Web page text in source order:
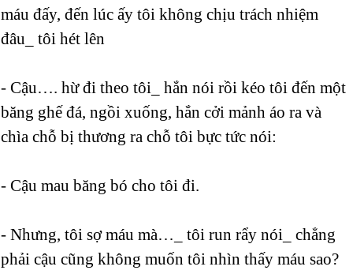
máu đấy, đến lúc ấy tôi không chịu trách nhiệm
đâu_ tôi hét lên
- Cậu…. hừ đi theo tôi_ hắn nói rồi kéo tôi đến một
băng ghế đá, ngồi xuống, hắn cởi mảnh áo ra và
chìa chỗ bị thương ra chỗ tôi bực tức nói:
- Cậu mau băng bó cho tôi đi.
- Nhưng, tôi sợ máu mà…_ tôi run rẩy nói_ chẳng
phải cậu cũng không muốn tôi nhìn thấy máu sao?